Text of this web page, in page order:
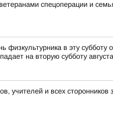
спецоперации и
физкультурника в эту
на вторую субботу августа
учителей и всех сторонников